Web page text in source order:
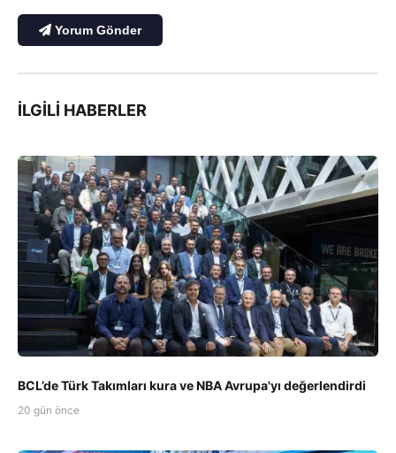
Yorum Gönder
İLGILI HABERLER
BCL’de Türk Takımları kura ve NBA Avrupa'yı değerlendirdi
20 gün önce